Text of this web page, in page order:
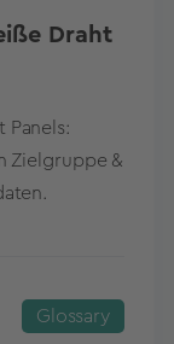
Draht
Panels:
Zielgruppe &
Glossary